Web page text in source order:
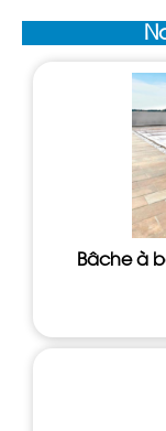
Bâche à